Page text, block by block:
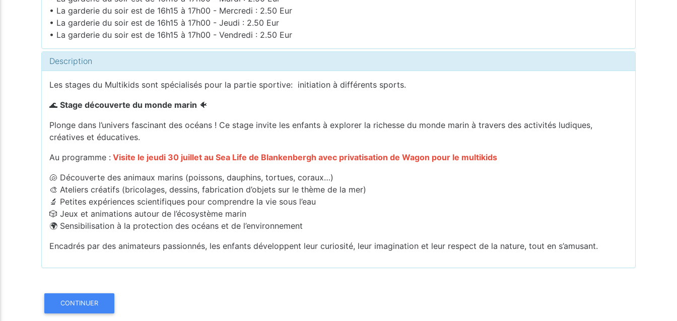
• La garderie du soir est de 16h15 à 17h00 - Mercredi : 2.50 Eur
• La garderie du soir est de 16h15 à 17h00 - Jeudi : 2.50 Eur
• La garderie du soir est de 16h15 à 17h00 - Vendredi : 2.50 Eur
Description
Les stages du Multikids sont spécialisés pour la partie sportive: initiation à différents sports.
🌊Stage découverte du monde marin 🐠
Plonge dans l’univers fascinant des océans ! Ce stage invite les enfants à explorer la richesse du monde marin à travers des activités ludiques,
créatives et éducatives.
Au programme : Visite le jeudi 30 juillet au Sea Life de Blankenbergh avec privatisation de Wagon pour le multikids
🐚 Découverte des animaux marins (poissons, dauphins, tortues, coraux…)
🎨 Ateliers créatifs (bricolages, dessins, fabrication d’objets sur le thème de la mer)
🔬 Petites expériences scientifiques pour comprendre la vie sous l’eau
🎲 Jeux et animations autour de l’écosystème marin
🌍 Sensibilisation à la protection des océans et de l’environnement
Encadrés par des animateurs passionnés, les enfants développent leur curiosité, leur imagination et leur respect de la nature, tout en s’amusant.
CONTINUER